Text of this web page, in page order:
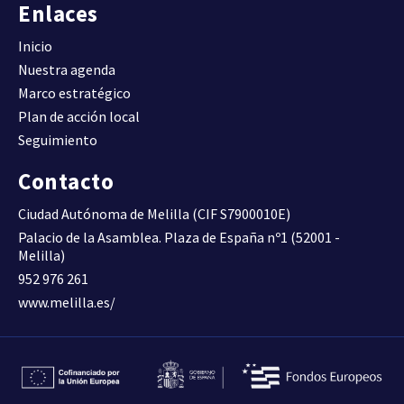
DENSIDAD DE VIVIENDA
D09
Compacidad urbana.
Superficie construida total
por superficie de suelo
(m2t/m2s)
D10A
Superficie construida de uso
residencial por superficie de
suelo (m2t/m2s)
0,6200
residencial respecto al total
de superficie construida (%).
COMPACIDAD RESIDENCIAL
Enlaces
Inicio
Nuestra agenda
Marco estratégico
Plan de acción local
Seguimiento
Contacto
Ciudad Autónoma de Melilla (CIF S7900010E)
Palacio de la Asamblea. Plaza de España nº1 (52001 -
Melilla)
952 976 261
www.melilla.es/